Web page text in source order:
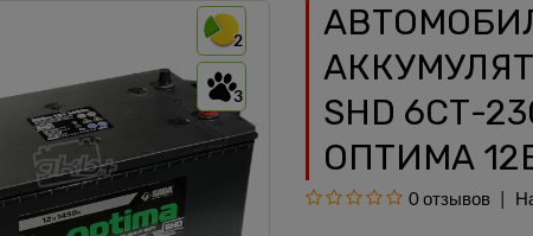
2
3
SHD 6СТ-
ОПТИМА
0 отзывов